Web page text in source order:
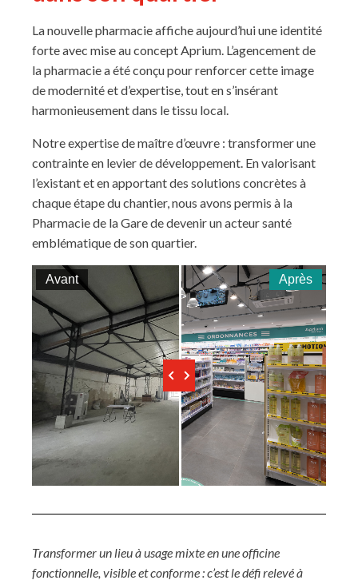
La nouvelle pharmacie affiche aujourd’hui une identité
forte avec mise au concept Aprium. L’agencement de
la pharmacie a été conçu pour renforcer cette image
de modernité et d’expertise, tout en s’insérant
harmonieusement dans le tissu local.
Notre expertise de maître d’œuvre : transformer une
contrainte en levier de développement. En valorisant
l’existant et en apportant des solutions concrètes à
chaque étape du chantier, nous avons permis à la
Pharmacie de la Gare de devenir un acteur santé
emblématique de son quartier.
Avant Après
Transformer un lieu à usage mixte en une officine
fonctionnelle, visible et conforme : c’est le défi relevé à